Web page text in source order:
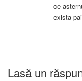
ce
exista
Lasă un